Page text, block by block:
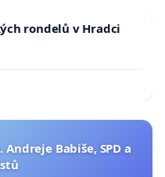
rondelů v Hradci
Babiše, SPD a